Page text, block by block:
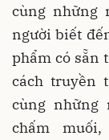
cùng những
người biết
phẩm có sẵn
cách truyền
cùng những
chấm